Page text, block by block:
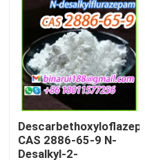
Bitte um ein Angebot
Tägliche chemische
Anorganische
CAS 2886-65-9 N-
Desalkyl-2-